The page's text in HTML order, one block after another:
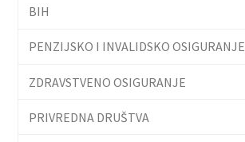
BIH
PENZIJSKO I INVALIDSKO OSIGURANJE
ZDRAVSTVENO OSIGURANJE
PRIVREDNA DRUŠTVA